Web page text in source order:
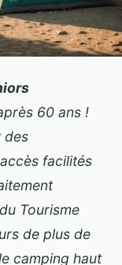
60 ans !
des
facilités
Tourisme
de plus de
camping haut